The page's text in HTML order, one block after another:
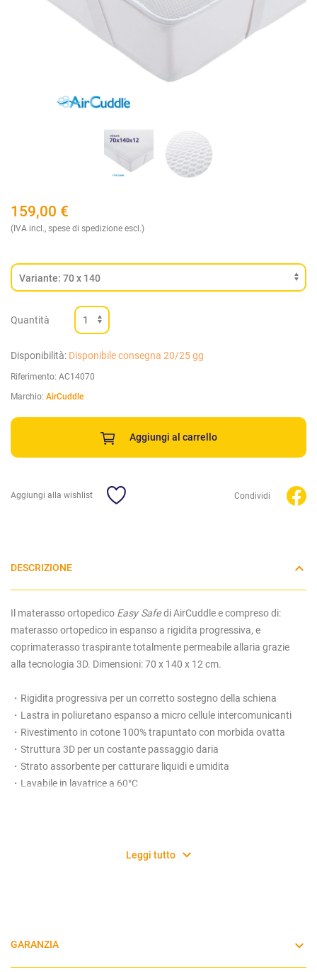
159,00 €
(IVA incl., spese di spedizione escl.)
Quantità
Disponibilità: Disponibile consegna 20/25 gg
Riferimento: AC14070
Marchio: AirCuddle
Aggiungi al carrello
Aggiungi alla wishlist Condividi
DESCRIZIONE
Il materasso ortopedico Easy Safedi AirCuddle e compreso di:
materasso ortopedico in espanso a rigidita progressiva, e
coprimaterasso traspirante totalmente permeabile allaria grazie
alla tecnologia 3D. Dimensioni: 70 x 140 x 12 cm.
・Rigidita progressiva per un corretto sostegno della schiena
・Lastra in poliuretano espanso a micro cellule intercomunicanti
・Rivestimento in cotone 100% trapuntato con morbida ovatta
・Struttura 3D per un costante passaggio daria
・Strato assorbente per catturare liquidi e umidita
・Lavabile in lavatrice a 60°C
Leggi tutto
GARANZIA